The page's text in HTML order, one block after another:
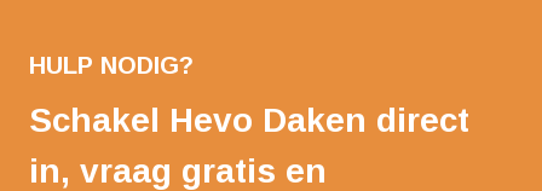
HULP NODIG?
Schakel Hevo Daken direct
in, vraag gratis en